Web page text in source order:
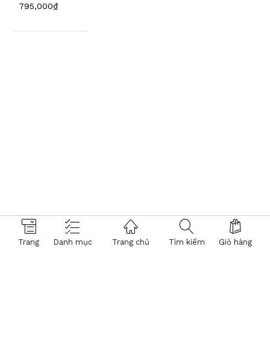
Trang Danh mục Trang chủ Tìm kiếm Giỏ hàng
795,000₫